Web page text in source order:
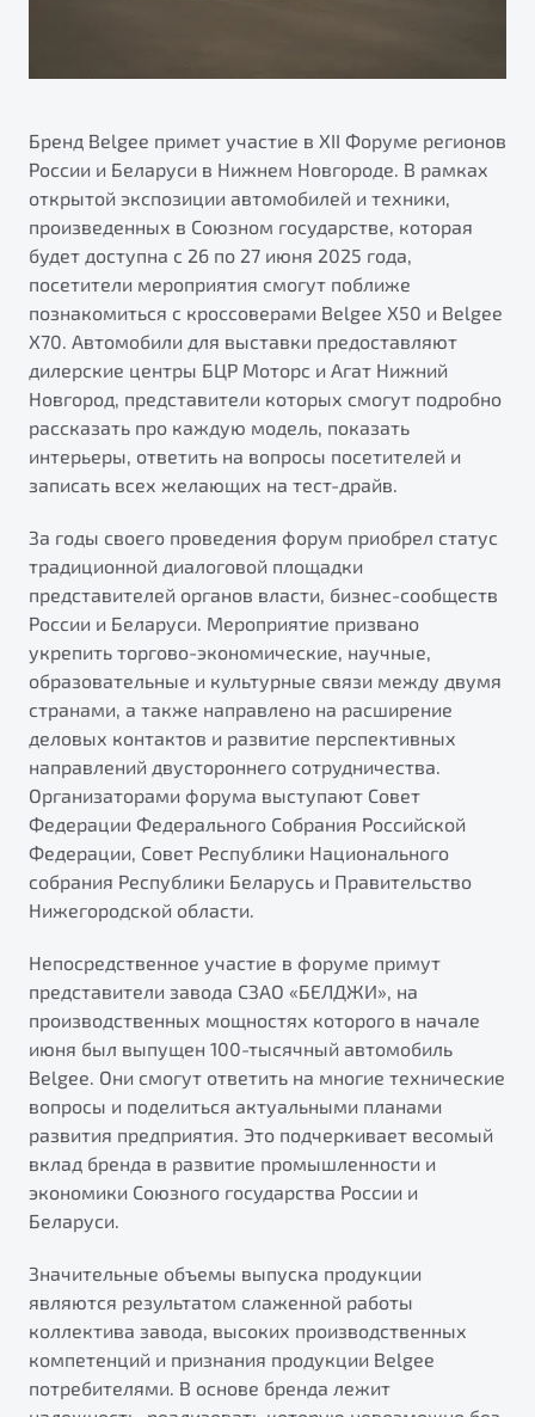
S50
Элегантный и практичный седан
от 1 699 990 ₽*
Обзор В наличии
X70
Универсальный кроссовер
от 2 499 990 ₽*
Обзор В наличии
Узнайте о специальных выгодах при покупке
автомобиля Belgee
Подробно
Тест-драйв
Автокредит
Спецпредложения
Обслуживание автокондиционеров
ПОДДЕРЖКА
Гарантия Belgee
Belgee Клуб
Belgee Плюс
Реферальная программа
Клиентская поддержка
Будьте еще более уверены на дорогах с программой
"Помощь на дорогах"
Запись на сервис
Калькулятор ТО
Клиентская поддержка
Бренд Belgee примет участие в XII Форуме регионов
России и Беларуси в Нижнем Новгороде. В рамках
открытой экспозиции автомобилей и техники,
произведенных в Союзном государстве, которая
будет доступна с 26 по 27 июня 2025 года,
посетители мероприятия смогут поближе
познакомиться с кроссоверами Belgee X50 и Belgee
X70. Автомобили для выставки предоставляют
дилерские центры БЦР Моторс и Агат Нижний
Новгород, представители которых смогут подробно
рассказать про каждую модель, показать
интерьеры, ответить на вопросы посетителей и
записать всех желающих на тест-драйв.
За годы своего проведения форум приобрел статус
традиционной диалоговой площадки
представителей органов власти, бизнес-сообществ
России и Беларуси. Мероприятие призвано
укрепить торгово-экономические, научные,
образовательные и культурные связи между двумя
странами, а также направлено на расширение
деловых контактов и развитие перспективных
направлений двустороннего сотрудничества.
Организаторами форума выступают Совет
Федерации Федерального Собрания Российской
Федерации, Совет Республики Национального
собрания Республики Беларусь и Правительство
Нижегородской области.
Непосредственное участие в форуме примут
представители завода СЗАО «БЕЛДЖИ», на
производственных мощностях которого в начале
июня был выпущен 100-тысячный автомобиль
Belgee. Они смогут ответить на многие технические
вопросы и поделиться актуальными планами
развития предприятия. Это подчеркивает весомый
вклад бренда в развитие промышленности и
экономики Союзного государства России и
Беларуси.
Значительные объемы выпуска продукции
являются результатом слаженной работы
коллектива завода, высоких производственных
компетенций и признания продукции Belgee
потребителями. В основе бренда лежит